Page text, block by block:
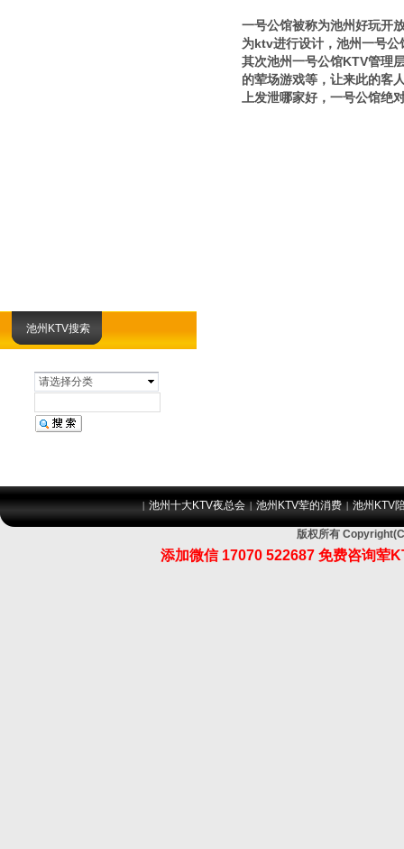
池州KTV搜索
请选择分类
一号公馆被称为池州好玩开
为ktv进行设计，池州一号
其次池州一号公馆KTV管理
的荤场游戏等，让来此的客
上发泄哪家好，一号公馆绝
|池州十大KTV夜总会 |池州KTV荤的消费 |池州KTV
版权所有
添加微信 17070 522687 免费咨询荤